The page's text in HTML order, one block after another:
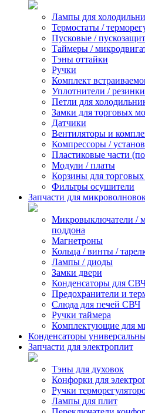
Лампы для
Термостаты /
Пусковые /
Таймеры /
Тэны оттайки
Ручки
Комплект
Уплотнители /
Петли для
Замки для торговых
Датчики
Вентиляторы и
Компрессоры /
Пластиковые части
Модули / платы
Корзины для
Фильтры осушители
Запчасти для
Микровыключатели /
поддона
Магнетроны
Кольца / винты /
Лампы / диоды
Замки двери
Конденсаторы для
Предохранители и
Слюда для печей СВЧ
Ручки таймера
Комплектующие для
Конденсаторы
Запчасти для электроплит
Тэны для духовок
Конфорки для
Ручки
Лампы для плит